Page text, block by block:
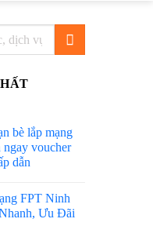
bè lắp mạng
voucher
dẫn
FPT Ninh
Ưu Đãi